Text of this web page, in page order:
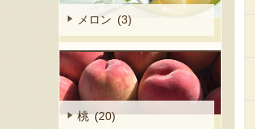
メロン (3)
桃 (20)